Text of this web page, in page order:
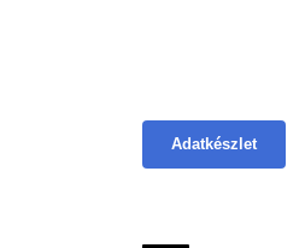
Adatkészlet